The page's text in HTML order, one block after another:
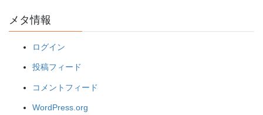
メタ情報
ログイン
投稿フィード
コメントフィード
WordPress.org